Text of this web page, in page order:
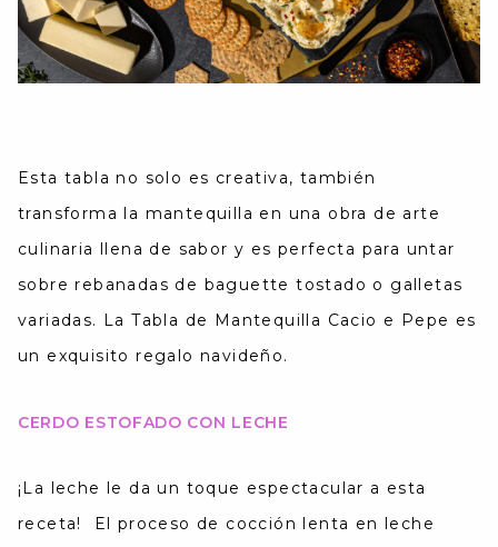
Esta tabla no solo es creativa, también
transforma la mantequilla en una obra de arte
culinaria llena de sabor y es perfecta para untar
sobre rebanadas de baguette tostado o galletas
variadas. La Tabla de Mantequilla Cacio e Pepe es
un exquisito regalo navideño.
CERDO ESTOFADO CON LECHE
¡La leche le da un toque espectacular a esta
receta!
El proceso de cocción lenta en leche